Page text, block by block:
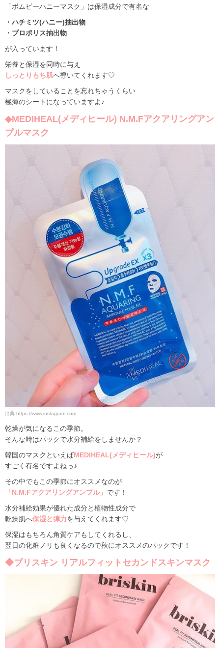
「ボムビーハニーマスク」は保湿成分で有名な
・ハチミツ(ハニー)抽出物
・プロポリス抽出物
が入っています！
栄養と保湿を同時に与え
しっとりもち肌へ導いてくれます♡
マスクをしていることを忘れちゃうくらい
極薄のシートになっていますよ♪
◆MEDIHEAL(メディヒール) N.M.Fアクアリングアン
プルマスク
出典 https://www.instagram.com
乾燥が気になるこの季節。
そんな時はパックで水分補給をしませんか？
韓国のマスクといえばMEDIHEAL(メディヒール)が
すごく有名ですよねっ♪
その中でもこの季節にオススメなのが
「N.M.Fアクアリングアンプル」 です！
水分補給効果が優れた成分と植物性成分で
乾燥肌へ保湿と弾力を与えてくれます♡
保湿はもちろん角質ケアもしてくれるし、
翌日の化粧ノリも良くなるので秋にオススメのパックです！
◆ブリスキン リアルフィットセカンドスキンマスク